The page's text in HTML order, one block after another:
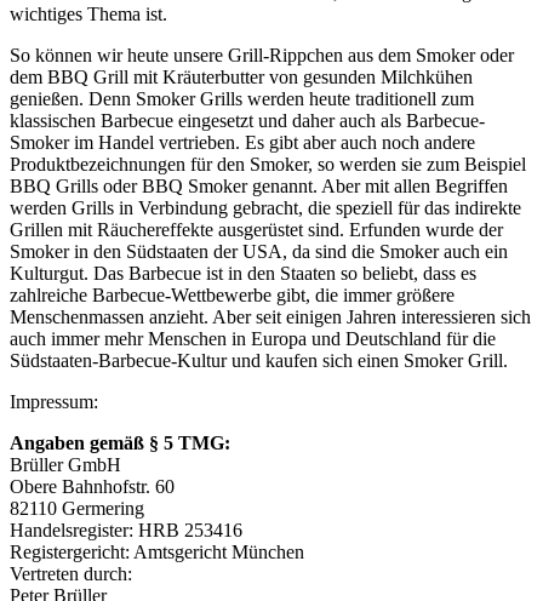
wichtiges Thema ist.
So können wir heute unsere Grill-Rippchen aus dem Smoker oder
dem BBQ Grill mit Kräuterbutter von gesunden Milchkühen
genießen. Denn Smoker Grills werden heute traditionell zum
klassischen Barbecue eingesetzt und daher auch als Barbecue-
Smoker im Handel vertrieben. Es gibt aber auch noch andere
Produktbezeichnungen für den Smoker, so werden sie zum Beispiel
BBQ Grills oder BBQ Smoker genannt. Aber mit allen Begriffen
werden Grills in Verbindung gebracht, die speziell für das indirekte
Grillen mit Räuchereffekte ausgerüstet sind. Erfunden wurde der
Smoker in den Südstaaten der USA, da sind die Smoker auch ein
Kulturgut. Das Barbecue ist in den Staaten so beliebt, dass es
zahlreiche Barbecue-Wettbewerbe gibt, die immer größere
Menschenmassen anzieht. Aber seit einigen Jahren interessieren sich
auch immer mehr Menschen in Europa und Deutschland für die
Südstaaten-Barbecue-Kultur und kaufen sich einen Smoker Grill.
Impressum:
Angaben gemäß § 5 TMG:
Brüller GmbH
Obere Bahnhofstr. 60
82110 Germering
Handelsregister: HRB 253416
Registergericht: Amtsgericht München
Vertreten durch:
Peter Brüller